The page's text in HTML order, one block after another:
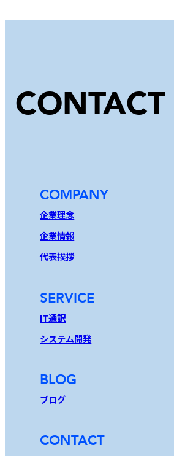
CONTACT
COMPANY
企業理念
企業情報
代表挨拶
SERVICE
IT通訳
システム開発
BLOG
ブログ
CONTACT